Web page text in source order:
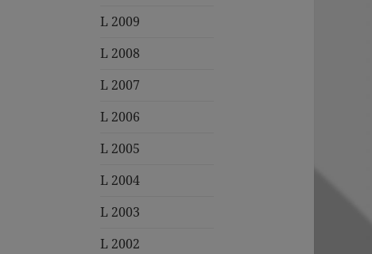
L 2009
L 2008
L 2007
L 2006
L 2005
L 2004
L 2003
L 2002